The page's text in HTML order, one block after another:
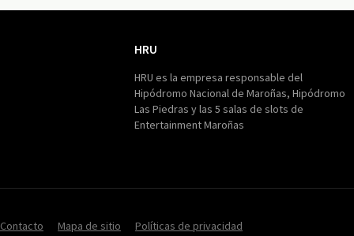
HRU
HRU es la empresa responsable del
Hipódromo Nacional de Maroñas, Hipódromo
Las Piedras y las 5 salas de slots de
Entertainment Maroñas
Contacto Mapa de sitio Políticas de privacidad